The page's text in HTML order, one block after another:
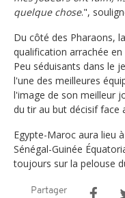
quelque chose.",
Du côté des Pharaons,
qualification arrachée
Peu séduisants dans le
l'une des meilleures
l'image de son meilleur
du tir au but décisif face
Egypte-Maroc aura lieu
Sénégal-Guinée
toujours sur la pelouse
Partager